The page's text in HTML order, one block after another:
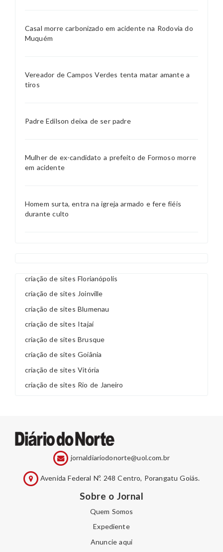
Casal morre carbonizado em acidente na Rodovia do
Muquém
Vereador de Campos Verdes tenta matar amante a
tiros
Padre Edilson deixa de ser padre
Mulher de ex-candidato a prefeito de Formoso morre
em acidente
Homem surta, entra na igreja armado e fere fiéis
durante culto
criação de sites Florianópolis
criação de sites Joinville
criação de sites Blumenau
criação de sites Itajaí
criação de sites Brusque
criação de sites Goiânia
criação de sites Vitória
criação de sites Rio de Janeiro
jornaldiariodonorte@uol.com.br
Avenida Federal Nº. 248 Centro, Porangatu Goiás.
Sobre o Jornal
Quem Somos
Expediente
Anuncie aqui